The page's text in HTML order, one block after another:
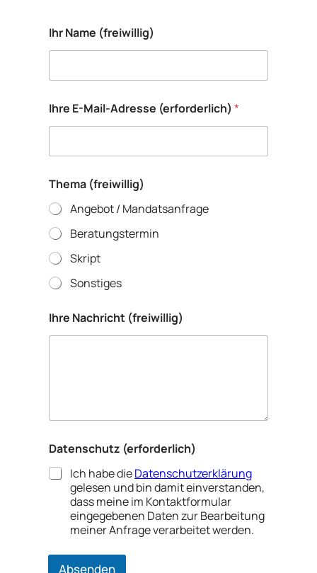
f
r
i
i
l
l
g
N
c
h
r
i
c
h
t
a
Ihr Name (freiwillig)
Ihre E-Mail-Adresse (erforderlich) *
Thema (freiwillig)
Angebot / Mandatsanfrage
Beratungstermin
Skript
Sonstiges
Ihre Nachricht (freiwillig)
Datenschutz (erforderlich)
Ich habe dieDatenschutzerklärung
gelesen und bin damit einverstanden,
dass meine im Kontaktformular
eingegebenen Daten zur Bearbeitung
meiner Anfrage verarbeitet werden.
Absenden